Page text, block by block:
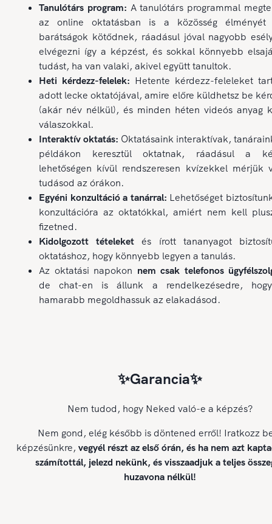
Tanulótárs program: A tanulótárs programmal
az online oktatásban is a közösség
barátságok kötődnek, ráadásul jóval nagyobb
elvégezni így a képzést, és sokkal könnyebb
tudást, ha van valaki, akivel együtt tanultok.
Heti kérdezz-felelek: Hetente kérdezz-feleleket
adott lecke oktatójával, amire előre küldhetsz be
(akár név nélkül), és minden héten videós anyag
válaszokkal.
Interaktív oktatás: Oktatásaink interaktívak,
példákon keresztül oktatnak, ráadásul a
lehetőségen kívül rendszeresen kvízekkel mérjük
tudásod az órákon.
Egyéni konzultáció a tanárral: Lehetőséget
konzultációra az oktatókkal, amiért nem kell
fizetned.
Kidolgozott tételeket és írott tananyagot
oktatáshoz, hogy könnyebb legyen a tanulás.
Az oktatási napokon nem csak telefonos
de chat-en is állunk a rendelkezésedre,
hamarabb megoldhassuk az elakadásod.
✨Garancia✨
Nem tudod, hogy Neked való-e a képzés?
Nem gond, elég később is döntened erről! Iratkozz
képzésünkre, vegyél részt az első órán, és ha nem azt
számítottál, jelezd nekünk, és visszaadjuk a teljes
huzavona nélkül!